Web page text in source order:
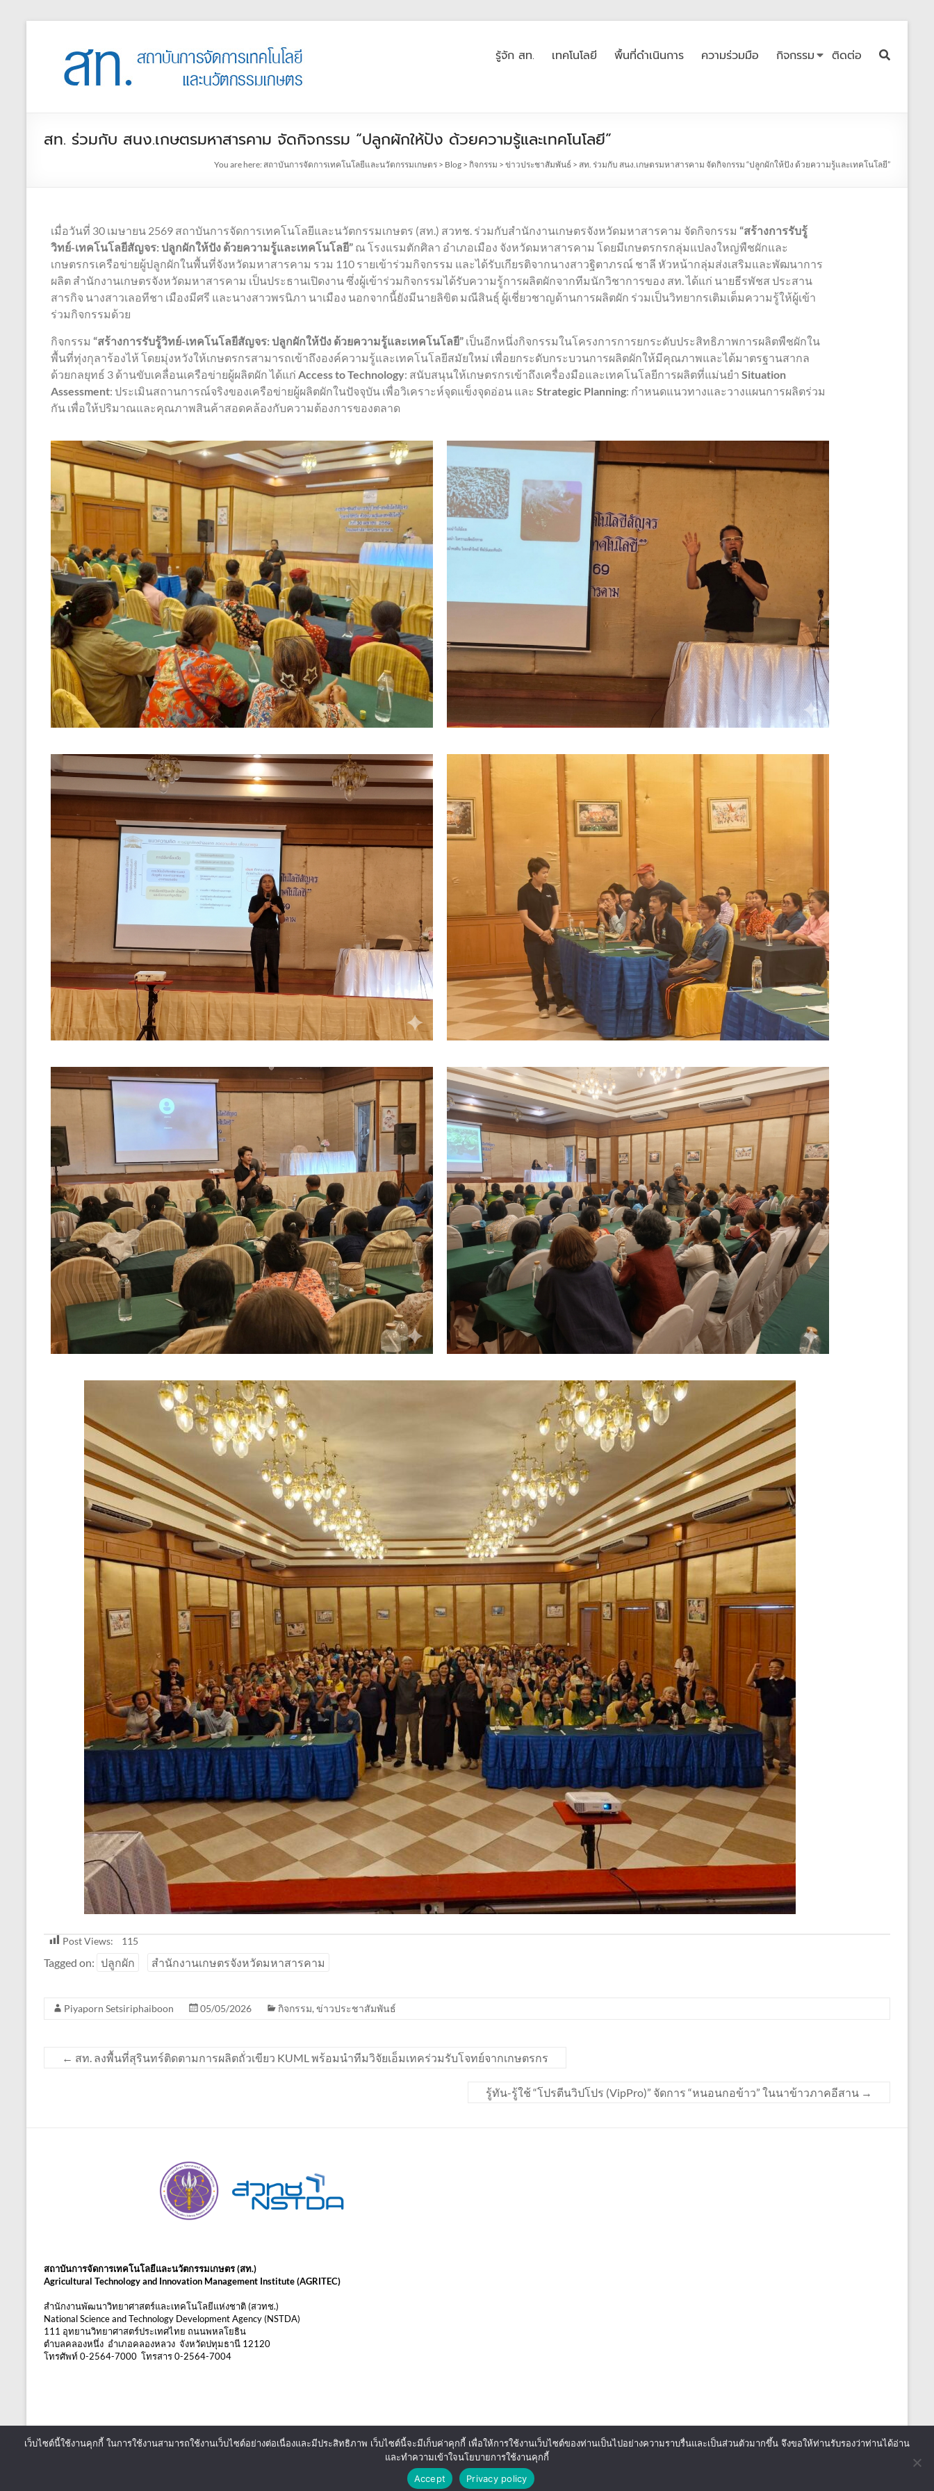
รู้จัก สท. เทคโนโลยี พื้นที่ดำเนินการ ความร่วมมือ กิจกรรม ติดต่อ
สท. ร่วมกับ สนง.เกษตรมหาสารคาม จัดกิจกรรม “ปลูกผักให้ปัง ด้วยความรู้และเทคโนโลยี”
You are here: สถาบันการจัดการเทคโนโลยีและนวัตกรรมเกษตร > Blog > กิจกรรม > ข่าวประชาสัมพันธ์ > สท. ร่วมกับ สนง.เกษตรมหาสารคาม จัดกิจกรรม “ปลูกผักให้ปัง ด้วยความรู้และเทคโนโลยี”
เมื่อวันที่ 30 เมษายน 2569 สถาบันการจัดการเทคโนโลยีและนวัตกรรมเกษตร (สท.) สวทช. ร่วมกับสำนักงานเกษตรจังหวัดมหาสารคาม จัดกิจกรรม “สร้างการรับรู้
วิทย์-เทคโนโลยีสัญจร: ปลูกผักให้ปัง ด้วยความรู้และเทคโนโลยี” ณ โรงแรมตักศิลา อำเภอเมือง จังหวัดมหาสารคาม โดยมีเกษตรกรกลุ่มแปลงใหญ่พืชผักและ
เกษตรกรเครือข่ายผู้ปลูกผักในพื้นที่จังหวัดมหาสารคาม รวม 110 รายเข้าร่วมกิจกรรม และได้รับเกียรติจากนางสาวฐิตาภรณ์ ชาลี หัวหน้ากลุ่มส่งเสริมและพัฒนาการ
ผลิต สำนักงานเกษตรจังหวัดมหาสารคาม เป็นประธานเปิดงาน ซึ่งผู้เข้าร่วมกิจกรรมได้รับความรู้การผลิตผักจากทีมนักวิชาการของ สท. ได้แก่ นายธีรพัชส ประสาน
สารกิจ นางสาวเลอทีชา เมืองมีศรี และนางสาวพรนิภา นาเมือง นอกจากนี้ยังมีนายลิขิต มณีสินธุ์ ผู้เชี่ยวชาญด้านการผลิตผัก ร่วมเป็นวิทยากรเติมเต็มความรู้ให้ผู้เข้า
ร่วมกิจกรรมด้วย
กิจกรรม “สร้างการรับรู้วิทย์-เทคโนโลยีสัญจร: ปลูกผักให้ปัง ด้วยความรู้และเทคโนโลยี” เป็นอีกหนึ่งกิจกรรมในโครงการการยกระดับประสิทธิภาพการผลิตพืชผักใน
พื้นที่ทุ่งกุลาร้องไห้ โดยมุ่งหวังให้เกษตรกรสามารถเข้าถึงองค์ความรู้และเทคโนโลยีสมัยใหม่ เพื่อยกระดับกระบวนการผลิตผักให้มีคุณภาพและได้มาตรฐานสากล
ด้วยกลยุทธ์ 3 ด้านขับเคลื่อนเครือข่ายผู้ผลิตผัก ได้แก่ Access to Technology: สนับสนุนให้เกษตรกรเข้าถึงเครื่องมือและเทคโนโลยีการผลิตที่แม่นยำ Situation
Assessment: ประเมินสถานการณ์จริงของเครือข่ายผู้ผลิตผักในปัจจุบัน เพื่อวิเคราะห์จุดแข็งจุดอ่อน และ Strategic Planning: กำหนดแนวทางและวางแผนการผลิตร่วม
กัน เพื่อให้ปริมาณและคุณภาพสินค้าสอดคล้องกับความต้องการของตลาด
Post Views: 115
Tagged on: ปลูกผัก สำนักงานเกษตรจังหวัดมหาสารคาม
Piyaporn Setsiriphaiboon 05/05/2026 กิจกรรม, ข่าวประชาสัมพันธ์
← สท. ลงพื้นที่สุรินทร์ติดตามการผลิตถั่วเขียว KUML พร้อมนำทีมวิจัยเอ็มเทคร่วมรับโจทย์จากเกษตรกร
รู้ทัน-รู้ใช้ “โปรตีนวิปโปร (VipPro)” จัดการ “หนอนกอข้าว” ในนาข้าวภาคอีสาน →
สถาบันการจัดการเทคโนโลยีและนวัตกรรมเกษตร (สท.)
Agricultural Technology and Innovation Management Institute (AGRITEC)
สำนักงานพัฒนาวิทยาศาสตร์และเทคโนโลยีแห่งชาติ (สวทช.)
National Science and Technology Development Agency (NSTDA)
111 อุทยานวิทยาศาสตร์ประเทศไทย ถนนพหลโยธิน
ตำบลคลองหนึ่ง อำเภอคลองหลวง จังหวัดปทุมธานี 12120
โทรศัพท์ 0-2564-7000 โทรสาร 0-2564-7004
Copyright © 2026 Spacious
เว็บไซต์นี้ใช้งานคุกกี้ ในการใช้งานสามารถใช้งานเว็บไซต์อย่างต่อเนื่องและมีประสิทธิภาพ เว็บไซต์นี้จะมีเก็บค่าคุกกี้ เพื่อให้การใช้งานเว็บไซต์ของท่านเป็นไปอย่างความราบรื่นและเป็นส่วนตัวมากขึ้น จึงขอให้ท่านรับรองว่าท่านได้อ่าน
และทำความเข้าใจนโยบายการใช้งานคุกกี้
Accept
Privacy policy